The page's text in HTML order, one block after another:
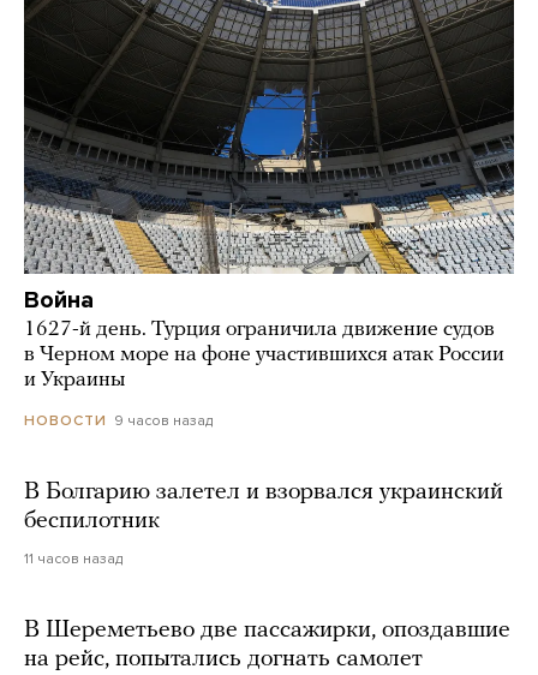
Война
1627-й день. Турция ограничила движение судов
в Черном море на фоне участившихся атак России
и Украины
НОВОСТИ 9 часов назад
В Болгарию залетел и взорвался украинский
беспилотник
11 часов назад
В Шереметьево две пассажирки, опоздавшие
на рейс, попытались догнать самолет